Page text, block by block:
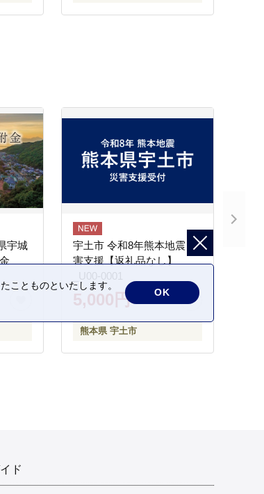
宇城
宇土市 令和8年熊本地震 災
害支援【返礼品なし】
_U00-0001
5,000円
熊本県 宇土市
ド
ことものといたします。
OK